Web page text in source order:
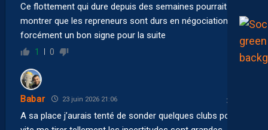
Ce flottement qui dure depuis des semaines pourrait
montrer que les repreneurs sont durs en négociation. Pas
forcément un bon signe pour la suite
1 0
Babar 23 juin 2026 21:06
A sa place j’aurais tenté de sonder quelques clubs pour